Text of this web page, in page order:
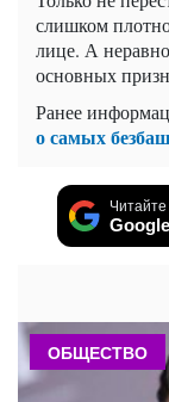
слишком
лице. А
основных
Ранее
осамых
Читайте
ОБЩЕСТВО